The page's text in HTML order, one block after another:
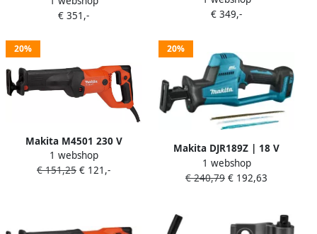
€ 351,-
€ 349,-
20%
Makita M4501 230 V
Reciprozaag | Mtools
1 webshop
€ 151,25 € 121,-
20%
Makita DJR189Z | 18 V
Reciprozaag | Zonder
accu&apos;s en lader
1 webshop
€ 240,79 € 192,63